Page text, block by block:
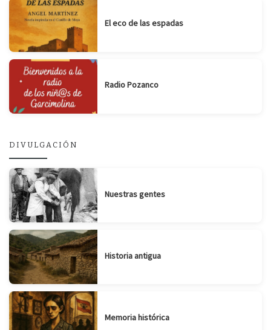
El eco de las espadas
Radio Pozanco
DIVULGACIÓN
Nuestras gentes
Historia antigua
Memoria histórica